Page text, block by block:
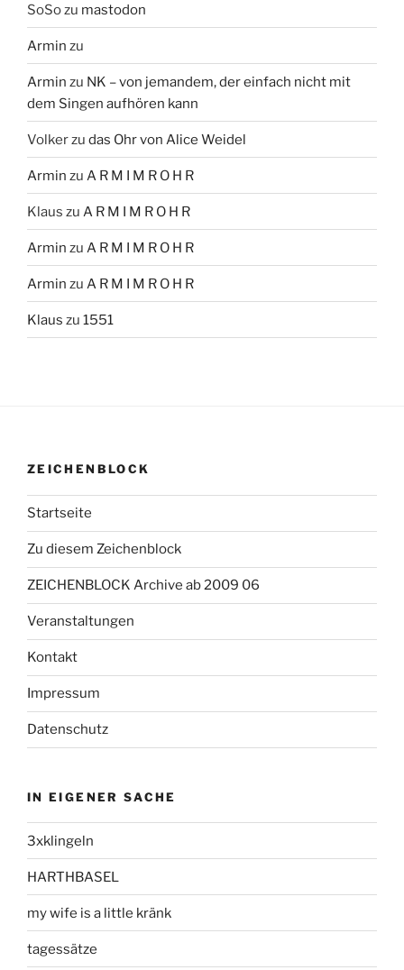
SoSozu mastodon
Armin zu
Armin zu NK – von jemandem, der einfach nicht mit
dem Singen aufhören kann
Volkerzu das Ohr von Alice Weidel
Armin zu A R M I M R O H R
Klaus zu A R M I M R O H R
Armin zu A R M I M R O H R
Armin zu A R M I M R O H R
Klaus zu 1551
ZEICHENBLOCK
Startseite
Zu diesem Zeichenblock
ZEICHENBLOCK Archive ab 2009 06
Veranstaltungen
Kontakt
Impressum
Datenschutz
IN EIGENER SACHE
3xklingeln
HARTHBASEL
my wife is a little kränk
tagessätze